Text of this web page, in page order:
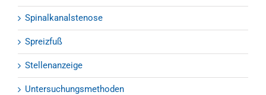
Spinalkanalstenose
Spreizfuß
Stellenanzeige
Untersuchungsmethoden